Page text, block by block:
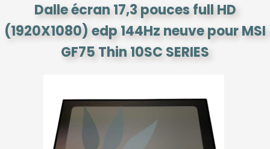
Dalle écran 17,3 pouces full HD
(1920X1080) edp 144Hz neuve pour MSI
GF75 Thin 10SC SERIES